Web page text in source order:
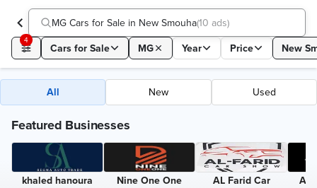
MG Cars for Sale in New Smouha(10 ads)
4
Cars for Sale MG Year Price New
All New Used
Featured Businesses
khaled hanoura Nine One One AL Farid Car